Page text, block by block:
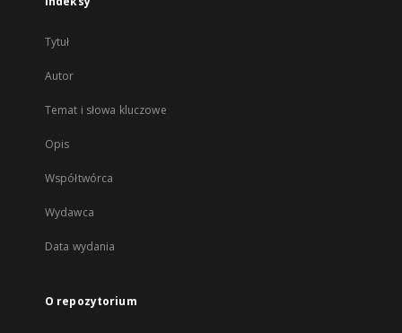
Tytuł
Autor
Temat i słowa kluczowe
Opis
Współtwórca
Wydawca
Data wydania
O repozytorium